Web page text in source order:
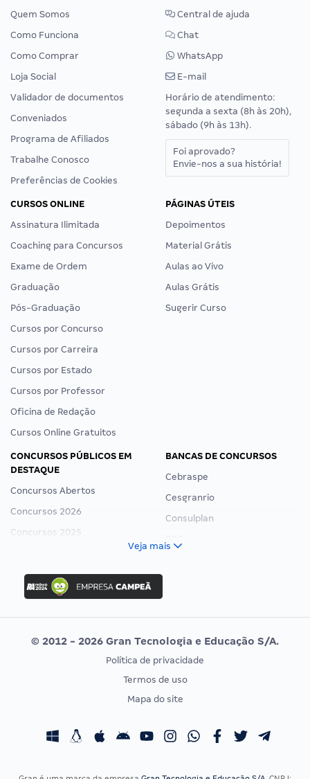
Quem Somos
Como Funciona
Como Comprar
Loja Social
Validador de documentos
Conveniados
Programa de Afiliados
Trabalhe Conosco
Preferências de Cookies
Central de ajuda
Chat
WhatsApp
E-mail
Horário de atendimento:
segunda a sexta (8h às 20h),
sábado (9h às 13h).
Foi aprovado?
Envie-nos a sua história!
CURSOS ONLINE
Assinatura Ilimitada
Coaching para Concursos
Exame de Ordem
Graduação
Pós-Graduação
Cursos por Concurso
Cursos por Carreira
Cursos por Estado
Cursos por Professor
Oficina de Redação
Cursos Online Gratuitos
PÁGINAS ÚTEIS
Depoimentos
Material Grátis
Aulas ao Vivo
Aulas Grátis
Sugerir Curso
CONCURSOS PÚBLICOS EM
DESTAQUE
Concursos Abertos
Concursos 2026
Concursos 2025
Concurso Ibama
Concurso MPU
Editais publicados
BANCAS DE CONCURSOS
Cebraspe
Cesgranrio
Consulplan
Vunesp
CONCURSOS POR PROFISSÃO
Concursos Fiscais
EXAME DE ORDEM
Calendário OAB
Veja mais
© 2012 - 2026 Gran Tecnologia e Educação S/A.
Política de privacidade
Termos de uso
Mapa do site